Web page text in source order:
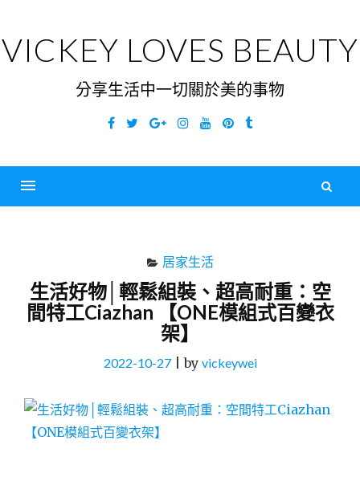
content
VICKEY LOVES BEAUTY
分享生活中一切關於美的事物
Facebook
TwitterGoogleInstagramYouTubePinterest
Tumblr
居家生活
生活好物│輕鬆組裝、超高耐重：空
間特工Ciazhan 【ONE模組式百變衣
架】
2022-10-27|by vickeywei